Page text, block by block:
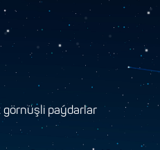
görnüşli paýdarlar